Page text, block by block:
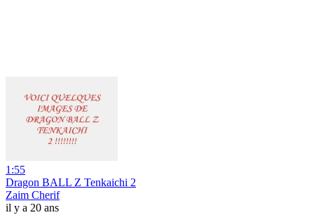
1:55
Dragon BALL Z Tenkaichi 2
Zaim Cherif
il y a 20 ans